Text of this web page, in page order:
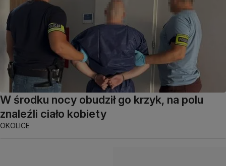
W środku nocy obudził go krzyk, na polu
znaleźli ciało kobiety
OKOLICE